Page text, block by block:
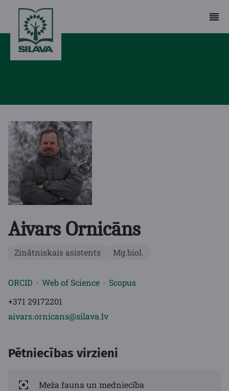
Aivars Ornicāns
Zinātniskais asistents Mg.biol.
ORCID Web of Science
Scopus
+371 29172201
aivars.ornicans@silava.lv
Pētniecības virzieni
Meža fauna un medniecība